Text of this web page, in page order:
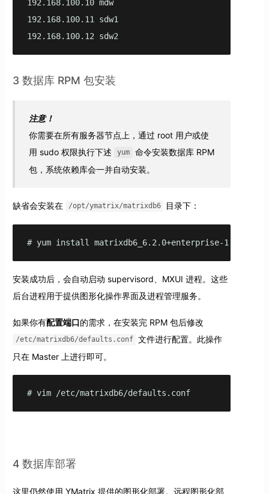
192.168.100.10 mdw
192.168.100.11 sdw1
192.168.100.12 sdw2
3 数据库 RPM 包安装
注意！
你需要在所有服务器节点上，通过 root 用户或使
用 sudo 权限执行下述
yum
命令安装数据库 RPM
包，系统依赖库会一并自动安装。
缺省会安装在 /opt/ymatrix/matrixdb6 目录下：
# yum install matrixdb6_6.2.0+enterprise-
安装成功后，会自动启动 supervisord、MXUI 进程。这些
后台进程用于提供图形化操作界面及进程管理服务。
如果你有配置端口的需求，在安装完 RPM 包后修改
/etc/matrixdb6/defaults.conf
文件进行配置。此操作
只在 Master 上进行即可。
# vim /etc/matrixdb6/defaults.conf
4 数据库部署
这里仍然使用 YMatrix 提供的图形化部署。远程图形化部